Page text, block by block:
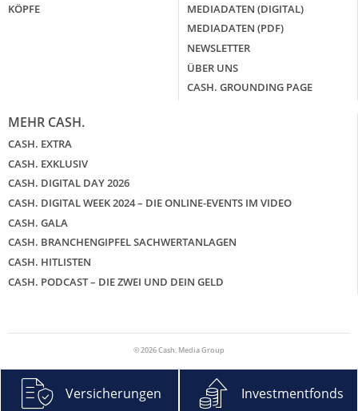
KÖPFE
MEDIADATEN (DIGITAL)
MEDIADATEN (PDF)
NEWSLETTER
ÜBER UNS
CASH. GROUNDING PAGE
MEHR CASH.
CASH. EXTRA
CASH. EXKLUSIV
CASH. DIGITAL DAY 2026
CASH. DIGITAL WEEK 2024 – DIE ONLINE-EVENTS IM VIDEO
CASH. GALA
CASH. BRANCHENGIPFEL SACHWERTANLAGEN
CASH. HITLISTEN
CASH. PODCAST – DIE ZWEI UND DEIN GELD
© 2026 Cash. Media Group
Versicherungen Investmentfonds